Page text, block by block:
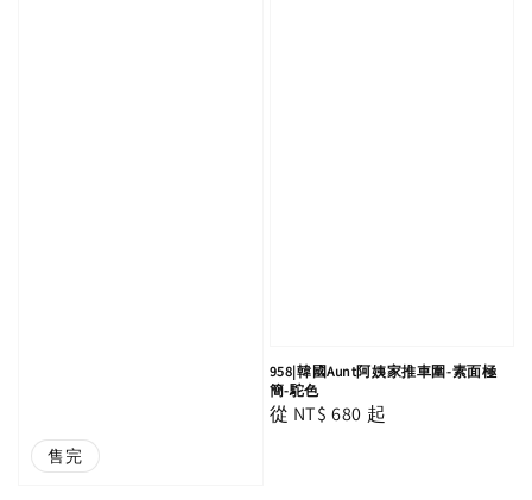
售完
958|韓國Aunt阿姨家推車圍-素面極
簡-駝色
Regular
從 NT$ 680 起